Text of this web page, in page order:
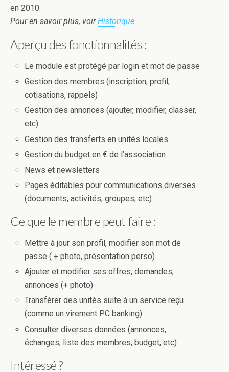
en 2010.
Pour en savoir plus, voirHistorique
Aperçu des fonctionnalités :
Le module est protégé par login et mot de passe
Gestion des membres (inscription, profil,
cotisations, rappels)
Gestion des annonces (ajouter, modifier, classer,
etc)
Gestion des transferts en unités locales
Gestion du budget en € de l’association
News et newsletters
Pages éditables pour communications diverses
(documents, activités, groupes, etc)
Ce que le membre peut faire :
Mettre à jour son profil, modifier son mot de
passe ( + photo, présentation perso)
Ajouter et modifier ses offres, demandes,
annonces (+ photo)
Transférer des unités suite à un service reçu
(comme un virement PC banking)
Consulter diverses données (annonces,
échanges, liste des membres, budget, etc)
Intéressé ?